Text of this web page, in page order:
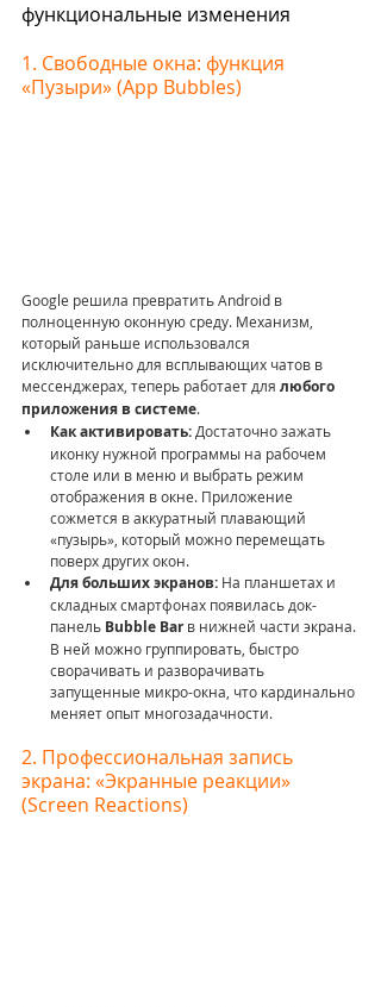
функциональные изменения
1. Свободные окна: функция
«Пузыри» (App Bubbles)
Google решила превратить Android в
полноценную оконную среду. Механизм,
который раньше использовался
исключительно для всплывающих чатов в
мессенджерах, теперь работает для любого
приложения в системе.
Как активировать: Достаточно зажать
иконку нужной программы на рабочем
столе или в меню и выбрать режим
отображения в окне. Приложение
сожмется в аккуратный плавающий
«пузырь», который можно перемещать
поверх других окон.
Для больших экранов: На планшетах и
складных смартфонах появилась док-
панель Bubble Bar в нижней части экрана.
В ней можно группировать, быстро
сворачивать и разворачивать
запущенные микро-окна, что кардинально
меняет опыт многозадачности.
2. Профессиональная запись
экрана: «Экранные реакции»
(Screen Reactions)